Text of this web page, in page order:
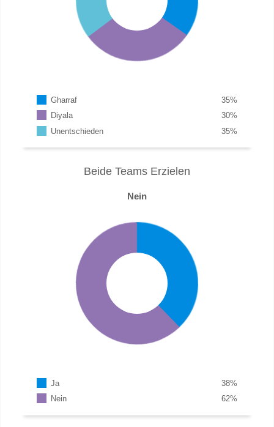
Gharraf %
35
Diyala
%
30
Unentschieden
%
35
Beide Teams Erzielen
Nein
Ja %
38
Nein
%
62